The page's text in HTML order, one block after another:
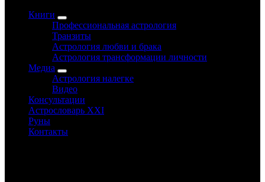
Книги
Профессиональная астрология
Транзиты
Астрология любви и брака
Астрология трансформации личности
Медиа
Астрология налегке
Видео
Консультации
Астрословарь XXI
Руны
Контакты